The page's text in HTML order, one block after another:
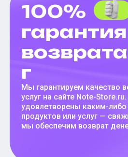
100%
гарантия
г
Мы гарантируем качество
услуг на сайте Note-
удовлетворены каким-
продуктов или услуг —
мы обеспечим возврат